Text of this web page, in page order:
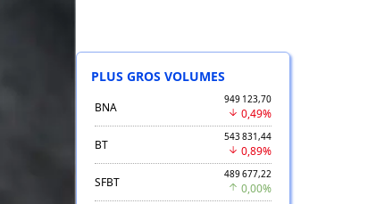
PLUS GROS VOLUMES
BNA
949 123,70
0,49%
BT
543 831,44
0,89%
SFBT
489 677,22
0,00%